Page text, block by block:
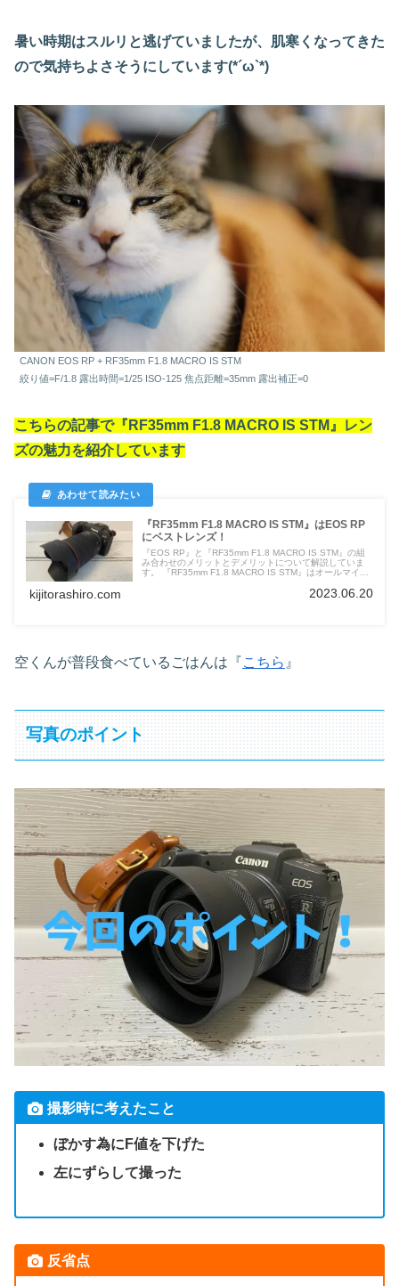
暑い時期はスルリと逃げていましたが、肌寒くなってきた
ので気持ちよさそうにしています(*´ω`*)
CANON EOS RP + RF35mm F1.8 MACRO IS STM
絞り値=F/1.8 露出時間=1/25 ISO-125 焦点距離=35mm 露出補正=0
こちらの記事で『RF35mm F1.8 MACRO IS STM』レン
ズの魅力を紹介しています
『RF35mm F1.8 MACRO IS STM』はEOS RP
にベストレンズ！
『EOS RP』と『RF35mm F1.8 MACRO IS STM』の組
み合わせのメリットとデメリットについて解説していま
す。 『RF35mm F1.8 MACRO IS STM』はオールマイテ
kijitorashiro.com 2023.06.20
空くんが普段食べているごはんは『こちら 』
写真のポイント
撮影時に考えたこと
ぼかす為にF値を下げた
左にずらして撮った
反省点